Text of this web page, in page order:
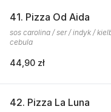
41. Pizza Od Aida
sos carolina / ser / indyk /
cebula
44,90 zł
42. Pizza La Luna